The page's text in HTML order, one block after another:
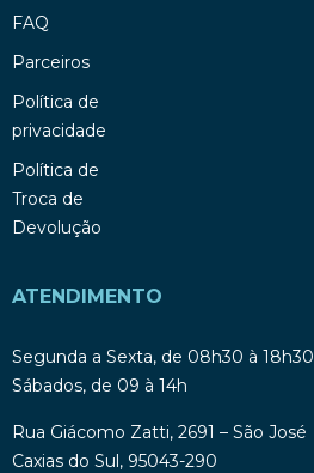
FAQ
Parceiros
Política de
privacidade
Política de
Troca de
Devolução
ATENDIMENTO
Segunda a Sexta, de 08h30 à 18h30
Sábados, de 09 à 14h
Rua Giácomo Zatti, 2691 – São José
Caxias do Sul, 95043-290